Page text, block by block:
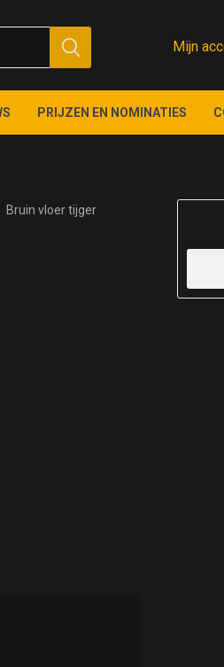
Mijn
PRIJZEN EN NOMINATIES
Bruin vloer tijger